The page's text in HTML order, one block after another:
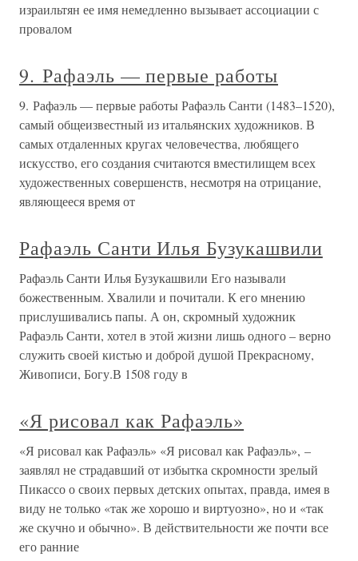
израильтян ее имя немедленно вызывает ассоциации с
провалом
9. Рафаэль — первые работы
9. Рафаэль — первые работы Рафаэль Санти (1483–1520),
самый общеизвестный из итальянских художников. В
самых отдаленных кругах человечества, любящего
искусство, его создания считаются вместилищем всех
художественных совершенств, несмотря на отрицание,
являющееся время от
Рафаэль Санти Илья Бузукашвили
Рафаэль Санти Илья Бузукашвили Его называли
божественным. Хвалили и почитали. К его мнению
прислушивались папы. А он, скромный художник
Рафаэль Санти, хотел в этой жизни лишь одного – верно
служить своей кистью и доброй душой Прекрасному,
Живописи, Богу.В 1508 году в
«Я рисовал как Рафаэль»
«Я рисовал как Рафаэль» «Я рисовал как Рафаэль», –
заявлял не страдавший от избытка скромности зрелый
Пикассо о своих первых детских опытах, правда, имея в
виду не только «так же хорошо и виртуозно», но и «так
же скучно и обычно». В действительности же почти все
его ранние